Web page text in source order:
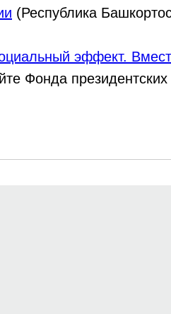
(Республика
эффект.
Фонда президентских